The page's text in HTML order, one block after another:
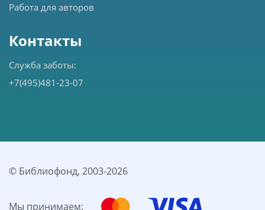
Работа для авторов
Контакты
Служба заботы:
+7(495)481-23-07
© Библиофонд, 2003-2026
Мы принимаем: